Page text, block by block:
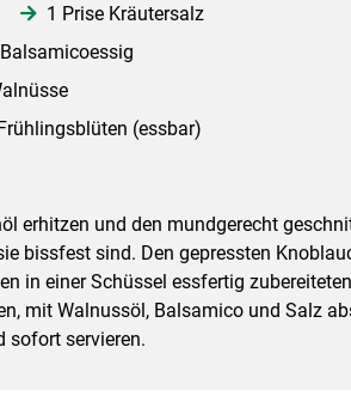
1 Prise Kräutersalz
(essbar)
erhitzen und den mundgerecht
bissfest sind. Den gepressten
in einer Schüssel essfertig
mit Walnussöl, Balsamico und Salz
sofort servieren.